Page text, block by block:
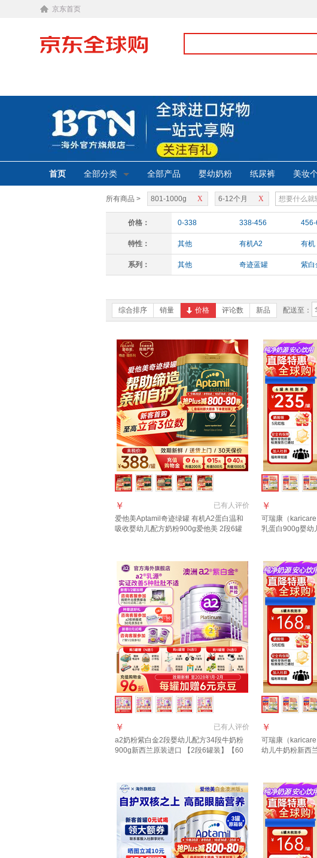
京东首页
首页 全部分类 全部产品 婴幼奶粉 纸尿裤 美妆
所有商品 > X
801-1000g X
6-12个月
价格： 0-338 338-456
特性： 其他 有机A2 有机
系列： 其他 奇迹蓝罐 紫白
综合排序 销量 价格 评论数 新品 配送至：
已有人评价
￥
爱他美Aptamil奇迹绿罐 有机A2蛋白温和
吸收婴幼儿配方奶粉900g爱他美 2段6罐
￥
可瑞康（
乳蛋白900g婴幼
已有人评价
￥
a2奶粉紫白金2段婴幼儿配方34段牛奶粉
900g新西兰原装进口 【2段6罐装】【60
￥
可瑞康（
幼儿牛奶粉新西